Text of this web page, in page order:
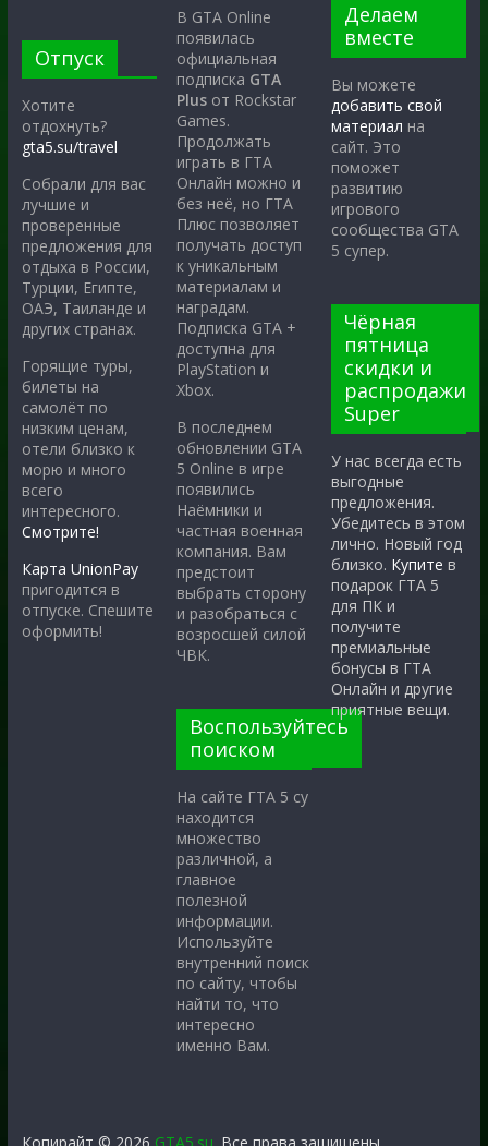
Отпуск
Хотите
отдохнуть?
gta5.su/travel
Собрали для вас
лучшие и
проверенные
предложения для
отдыха в России,
Турции, Египте,
ОАЭ, Таиланде и
других странах.
Горящие туры,
билеты на
самолёт по
низким ценам,
отели близко к
морю и много
всего
интересного.
Смотрите!
Карта UnionPay
пригодится в
отпуске. Спешите
оформить!
В GTA Online
появилась
официальная
подписка GTA
Plus от Rockstar
Games.
Продолжать
играть в ГТА
Онлайн можно и
без неё, но ГТА
Плюс позволяет
получать доступ
к уникальным
материалам и
наградам.
Подписка GTA +
доступна для
PlayStation и
Xbox.
В последнем
обновлении GTA
5 Online в игре
появились
Наёмники и
частная военная
компания. Вам
предстоит
выбрать сторону
и разобраться с
возросшей силой
ЧВК.
Воспользуйтесь
поиском
На сайте ГТА 5 су
находится
множество
различной, а
главное
полезной
информации.
Используйте
внутренний поиск
по сайту, чтобы
найти то, что
интересно
именно Вам.
Делаем
вместе
Вы можете
добавить свой
материал на
сайт. Это
поможет
развитию
игрового
сообщества GTA
5 супер.
Чёрная
пятница
скидки и
распродажи
Super
У нас всегда есть
выгодные
предложения.
Убедитесь в этом
лично. Новый год
близко. Купите в
подарок ГТА 5
для ПК и
получите
премиальные
бонусы в ГТА
Онлайн и другие
приятные вещи.